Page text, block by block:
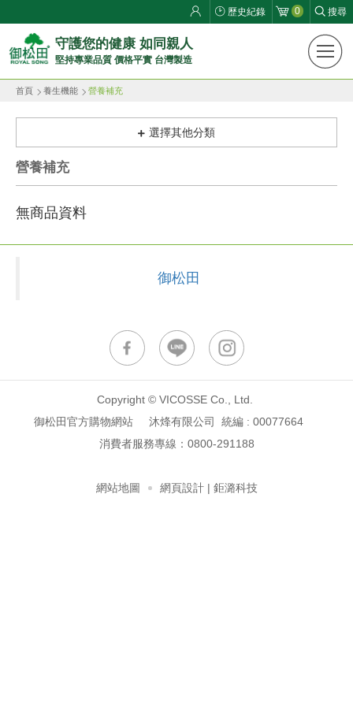
御
松
健
康
生
活
守護您的健康 如同親人
堅持專業品質 價格平實 台灣製造
歷史紀錄 0 搜尋
首頁 養生機能 營養補充
選擇其他分類
營養補充
無商品資料
御松田
Copyright © VICOSSE Co., Ltd.
御松田官方購物網站 沐烽有限公司 統編 : 00077664
消費者服務專線： 0800-291188
網站地圖 網頁設計| 鉅潞科技